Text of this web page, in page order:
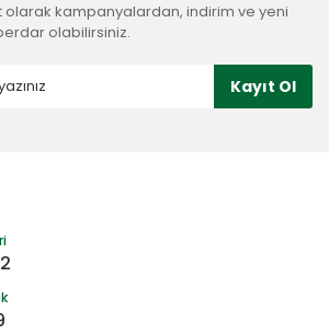
olarak kampanyalardan, indirim ve yeni
olabilirsiniz.
Kayıt Ol